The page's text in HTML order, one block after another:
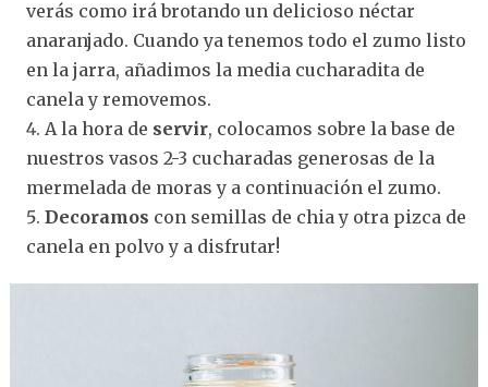
verás como irá brotando un delicioso néctar
anaranjado. Cuando ya tenemos todo el zumo listo
en la jarra, añadimos la media cucharadita de
canela y removemos.
A la hora de servir, colocamos sobre la base de
nuestros vasos 2-3 cucharadas generosas de la
mermelada de moras y a continuación el zumo.
Decoramos con semillas de chia y otra pizca de
canela en polvo y a disfrutar!